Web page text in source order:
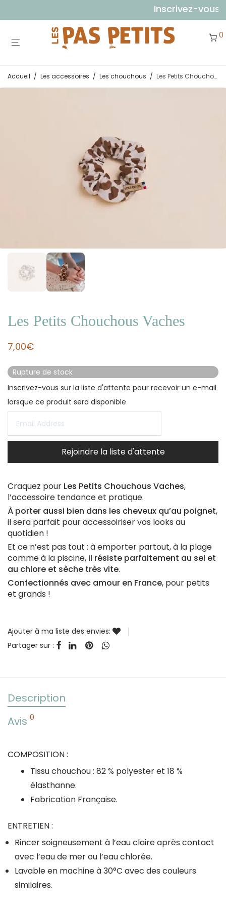
Inscrivez-vous à
0
Accueil / Les accessoires / Les chouchous / Les Petits Chouchous Vaches
Les Petits Chouchous Vaches
7,00€
Craquez pour Les Petits Chouchous Vaches,
l’accessoire tendance et pratique.
À porter aussi bien dans les cheveux qu’au poignet,
il sera parfait pour accessoiriser vos looks au
quotidien !
Et ce n’est pas tout : à emporter partout, à la plage
comme à la piscine, il résiste parfaitement au sel et
au chlore et sèche très vite.
Confectionnés avec amour en France, pour petits
et grands !
Rupture de stock
Inscrivez-vous sur la liste d'attente pour recevoir un e-mail
lorsque ce produit sera disponible
e-
pour
rejoindre
la
liste
d'attente
pour
ce
produit
Rejoindre la liste d'attente
Ajouter à ma liste des envies:
Partager sur :
Description
Avis 0
COMPOSITION :
Tissu chouchou : 82 % polyester et 18 %
élasthanne.
Fabrication Française.
ENTRETIEN :
Rincer soigneusement à l’eau claire après contact
avec l’eau de mer ou l’eau chlorée.
Lavable en machine à 30°C avec des couleurs
similaires.